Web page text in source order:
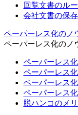
回覧文書のル
会社文書の保
ペーパーレス化のノ
ペーパーレス化のノ
ペーパーレス
ペーパーレス
ペーパーレス
ペーパーレス
脱ハンコのメ